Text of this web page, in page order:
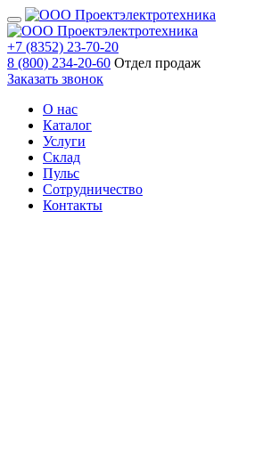
+7 (8352) 23-70-20
8 (800) 234-20-60 Отдел продаж
Заказать звонок
О нас
Каталог
Услуги
Склад
Пульс
Сотрудничество
Контакты